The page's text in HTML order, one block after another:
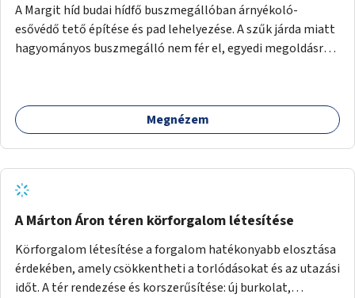
A Margit híd budai hídfő buszmegállóban árnyékoló-
esővédő tető építése és pad lehelyezése. A szűk járda miatt
hagyományos buszmegálló nem fér el, egyedi megoldásra
Megnézem
A Márton Áron téren körforgalom létesítése
Körforgalom létesítése a forgalom hatékonyabb elosztása
érdekében, amely csökkentheti a torlódásokat és az utazási
időt. A tér rendezése és korszerűsítése: új burkolat,